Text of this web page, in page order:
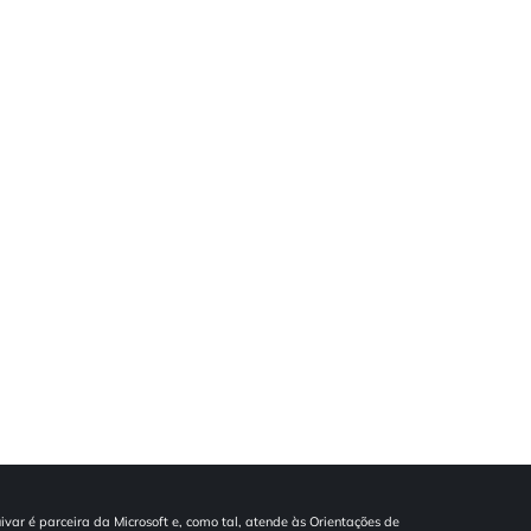
é parceira da Microsoft e, como tal, atende às Orientações de